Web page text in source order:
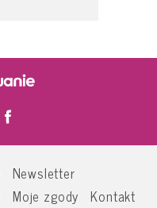
Newsletter
Moje zgody Kontakt